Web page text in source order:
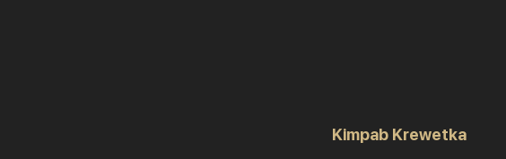
Kimpab Krewetka